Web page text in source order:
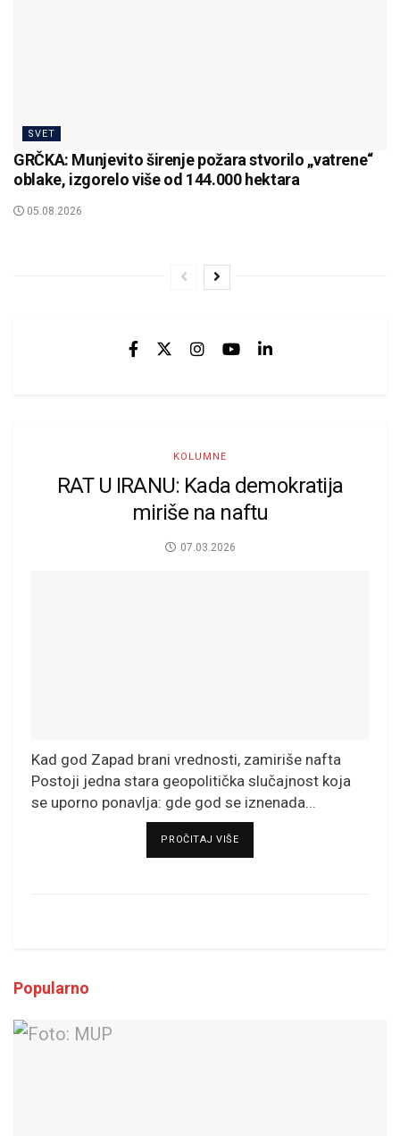
SVET
GRČKA: Munjevito širenje požara stvorilo „vatrene“
oblake, izgorelo više od 144.000 hektara
05.08.2026
KOLUMNE
RAT U IRANU: Kada demokratija
miriše na naftu
07.03.2026
Kad god Zapad brani vrednosti, zamiriše nafta
Postoji jedna stara geopolitička slučajnost koja
se uporno ponavlja: gde god se iznenada...
PROČITAJ VIŠEDETAILS
Popularno